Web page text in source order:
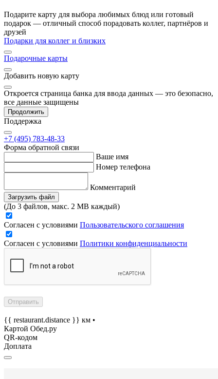
Подарите карту для выбора любимых блюд или готовый
подарок — отличный способ порадовать коллег, партнёров и
друзей
Подарки для коллег и близких
Подарочные карты
Добавить новую карту
Откроется страница банка для ввода данных — это безопасно,
все данные защищены
Продолжить
Поддержка
+7 (495) 783-48-33
Форма обратной связи
Ваше имя
Номер телефона
Комментарий
Загрузить файл
(До 3 файлов, макс. 2 MB каждый)
Согласен с условиями Пользовательского соглашения
Согласен с условиями Политики конфиденциальности
Отправить
{{ restaurant.distance }} км •
Картой Обед.ру
QR-кодом
Доплата